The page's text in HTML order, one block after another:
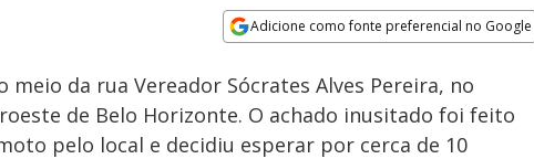
Adicione como fonte preferencial no Google
Velocidade
da rua Vereador Sócrates Alves Pereira, no
de Belo Horizonte. O achado inusitado foi feito
pelo local e decidiu esperar por cerca de 10